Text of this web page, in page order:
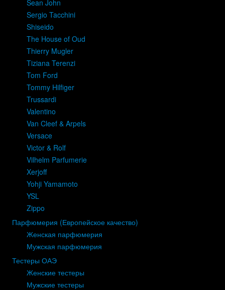
Sean John
Sergio Tacchini
Shiseido
The House of Oud
Thierry Mugler
Tiziana Terenzi
Tom Ford
Tommy Hilfiger
Trussardi
Valentino
Van Cleef & Arpels
Versace
Victor & Rolf
Vilhelm Parfumerie
Xerjoff
Yohji Yamamoto
YSL
Zippo
Парфюмерия (Европейское качество)
Женская парфюмерия
Мужская парфюмерия
Тестеры ОАЭ
Женские тестеры
Мужские тестеры